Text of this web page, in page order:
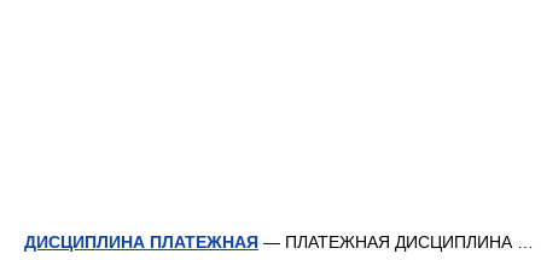
ДИСЦИПЛИНА ПЛАТЕЖНАЯ — ПЛАТЕЖНАЯ ДИСЦИПЛИНА …